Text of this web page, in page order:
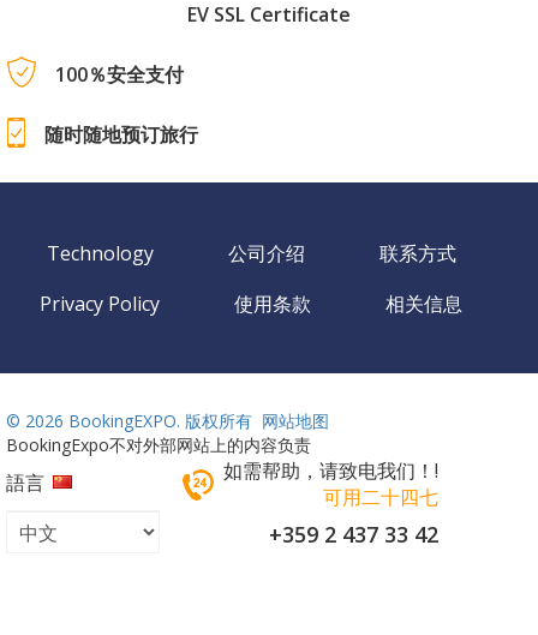
EV SSL Certificate
100％安全支付
随时随地预订旅行
Technology 公司介绍
联系方式
Privacy Policy
使用条款 相关信息
© 2026 BookingEXPO. 版权所有 网站地图
BookingExpo不对外部网站上的内容负责
語言
如需帮助，请致电我们！!
可用二十四七
+359 2 437 33 42